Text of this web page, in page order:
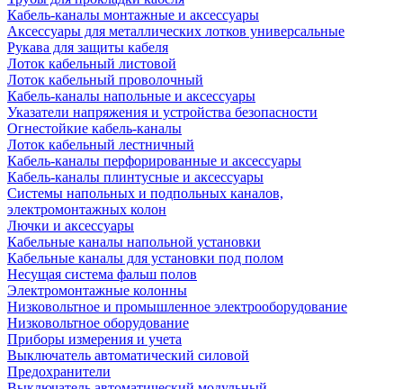
Кабель-каналы монтажные и аксессуары
Аксессуары для металлических лотков универсальные
Рукава для защиты кабеля
Лоток кабельный листовой
Лоток кабельный проволочный
Кабель-каналы напольные и аксессуары
Указатели напряжения и устройства безопасности
Огнестойкие кабель-каналы
Лоток кабельный лестничный
Кабель-каналы перфорированные и аксессуары
Кабель-каналы плинтусные и аксессуары
Системы напольных и подпольных каналов,
электромонтажных колон
Лючки и аксессуары
Кабельные каналы напольной установки
Кабельные каналы для установки под полом
Несущая система фальш полов
Электромонтажные колонны
Низковольтное и промышленное электрооборудование
Низковольтное оборудование
Приборы измерения и учета
Выключатель автоматический силовой
Предохранители